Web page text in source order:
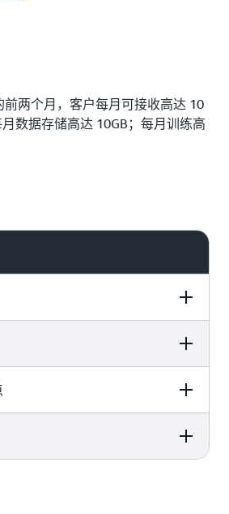
前两个月，客户每月可接收高达 10
数据存储高达 10GB；每月训练高
适用于导入到 Amazon Forecast 的
适用于清理数据、并行训练多种算
指标、生成可解释性影响评分、监